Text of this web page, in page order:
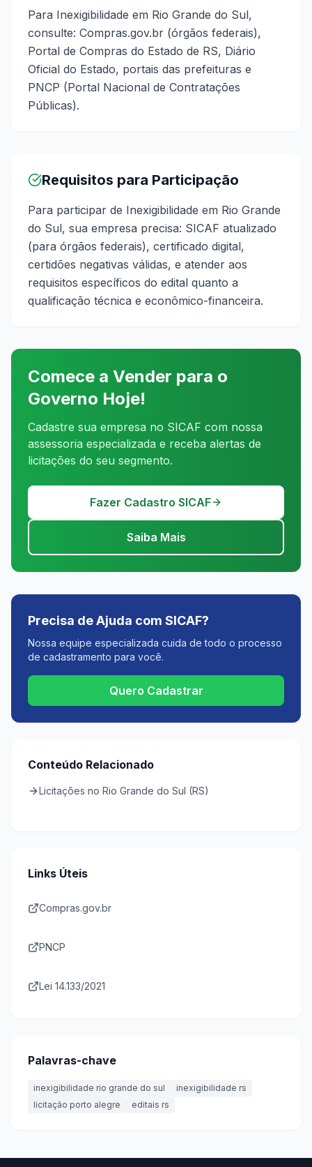
Para Inexigibilidade em Rio Grande do Sul,
consulte: Compras.gov.br (órgãos federais),
Portal de Compras do Estado de RS, Diário
Oficial do Estado, portais das prefeituras e
PNCP (Portal Nacional de Contratações
Públicas).
Requisitos para Participação
Para participar de Inexigibilidade em Rio Grande
do Sul, sua empresa precisa: SICAF atualizado
(para órgãos federais), certificado digital,
certidões negativas válidas, e atender aos
requisitos específicos do edital quanto a
qualificação técnica e econômico-financeira.
Comece a Vender para o
Governo Hoje!
Cadastre sua empresa no SICAF com nossa
assessoria especializada e receba alertas de
licitações do seu segmento.
Fazer Cadastro SICAF
Saiba Mais
Precisa de Ajuda com SICAF?
Nossa equipe especializada cuida de todo o processo
de cadastramento para você.
Quero Cadastrar
Conteúdo Relacionado
Licitações no Rio Grande do Sul (RS)
Links Úteis
Compras.gov.br
PNCP
Lei 14.133/2021
Palavras-chave
inexigibilidade rio grande do sul
inexigibilidade rs
licitação porto alegre
editais rs